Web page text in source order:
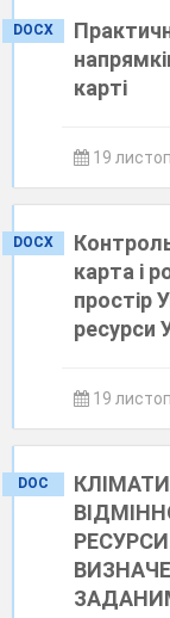
DOCX
карті
19
DOCX
карта і
простір
ресурси
19
DOC